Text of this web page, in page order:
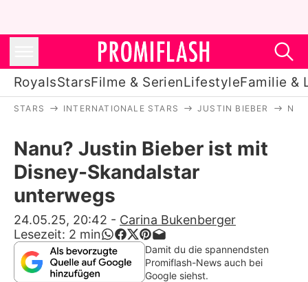
RoyalsStarsFilme & SerienLifestyleFamilie &
Stars
Filme & Serien
Lifestyle
Familie & Liebe
Promiflash Exklusiv
STARS INTERNATIONALE STARS JUSTIN BIEBER
Nanu? Justin Bieber ist mit
Disney-Skandalstar
unterwegs
24.05.25, 20:42 - Carina Bukenberger
Lesezeit: 2 min
Damit du die spannendsten
Promiflash-News auch bei
Google siehst.